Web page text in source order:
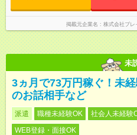
掲載元企業名 株式会社ブレ
未
3ヵ月で73万円稼ぐ！未
のお話相手など
派遣 職種未経験OK 社会人未経験
WEB登録・面接OK